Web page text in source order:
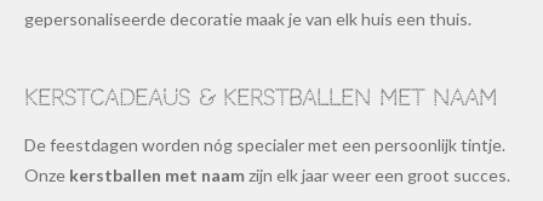
gepersonaliseerde decoratie maak je van elk huis een thuis.
Kerstcadeaus & kerstballen met naam
De feestdagen worden nóg specialer met een persoonlijk tintje.
Onze kerstballen met naamzijn elk jaar weer een groot succes.